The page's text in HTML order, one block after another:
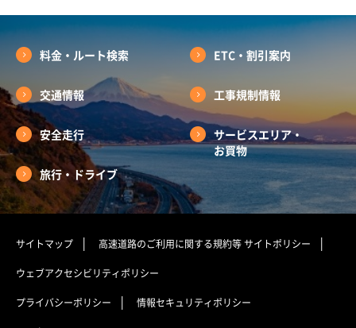
料金・ルート検索 ETC・割引案内
交通情報 工事規制情報
安全走行
サービスエリア・
お買物
旅行・ドライブ
サイトマップ 高速道路のご利用に関する規約等サイトポリシー
ウェブアクセシビリティポリシー
プライバシーポリシー 情報セキュリティポリシー